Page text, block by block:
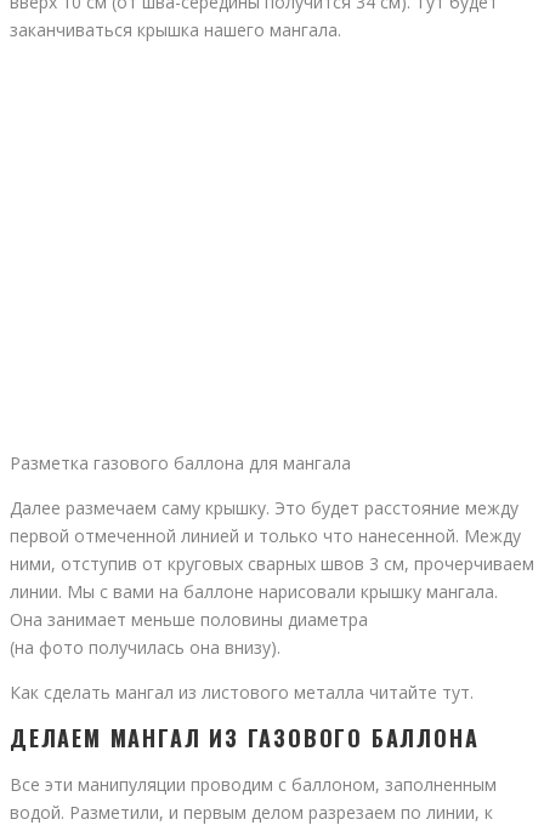
заканчиваться крышка нашего мангала.
Разметка газового баллона для мангала
Далее размечаем саму крышку. Это будет расстояние между
первой отмеченной линией и только что нанесенной. Между
ними, отступив от круговых сварных швов 3 см, прочерчиваем
линии. Мы с вами на баллоне нарисовали крышку мангала.
Она занимает меньше половины диаметра
(на фото получилась она внизу).
Как сделать мангал из листового металла читайте тут.
ДЕЛАЕМ МАНГАЛ ИЗ ГАЗОВОГО БАЛЛОНА
Все эти манипуляции проводим с баллоном, заполненным
водой. Разметили, и первым делом разрезаем по линии, к